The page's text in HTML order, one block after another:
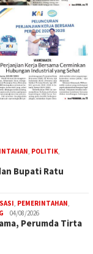
, POLITIK,
Bupati Ratu
, PEMERINTAHAN,
04/08/2026
Perumda Tirta